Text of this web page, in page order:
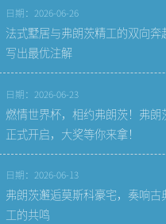
日期：2026-06-26
法式墅居与弗朗茨精工的双向奔
写出最优注解
日期：2026-06-23
燃情世界杯，相约弗朗茨！弗朗
正式开启，大奖等你来拿！
日期：2026-06-13
弗朗茨邂逅莫斯科豪宅，奏响古
工的共鸣